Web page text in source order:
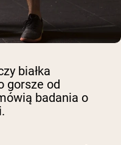
białka
gorsze od
badania o